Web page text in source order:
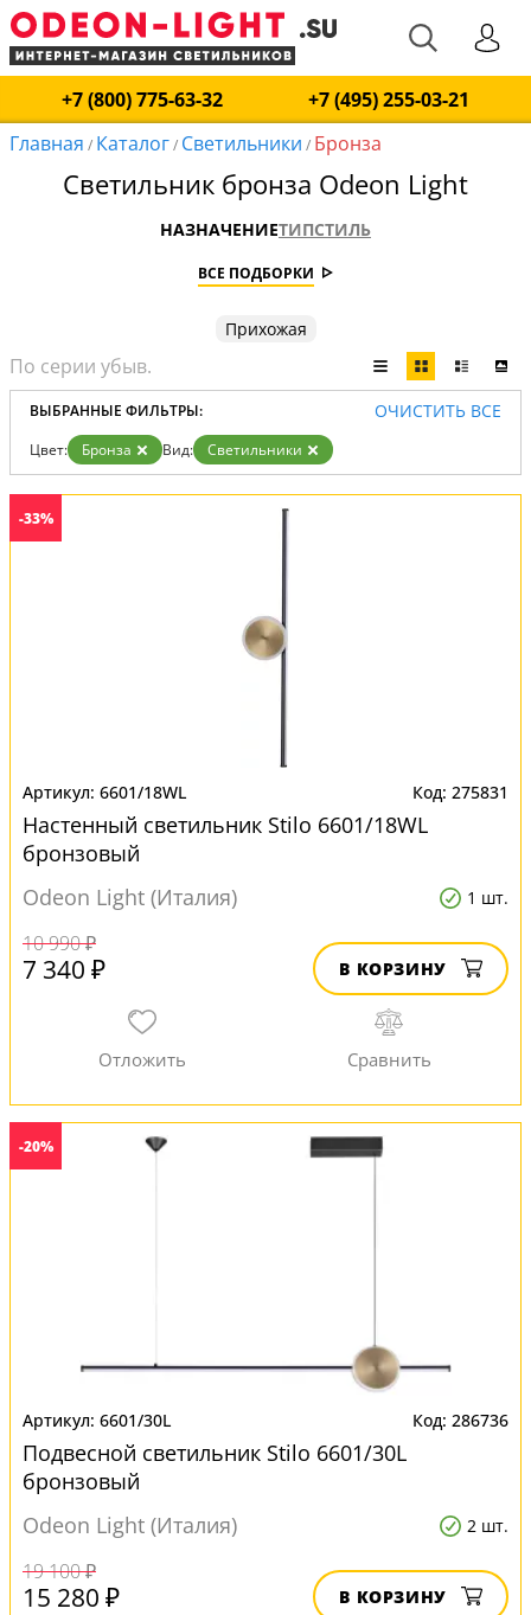
+7 (800) 775-63-32
+7 (495) 255-03-21
Главная / Каталог/ Светильники / Бронза
Светильник бронза Odeon Light
НАЗНАЧЕНИЕТИПСТИЛЬ
ВСЕ ПОДБОРКИ
Прихожая
ВЫБРАННЫЕ ФИЛЬТРЫ: ОЧИСТИТЬ ВСЕ
Цвет: Бронза Вид: Светильники
-33%
6601/18WL 275831
Настенный светильник Stilo 6601/18WL
бронзовый
Odeon Light (Италия)
1 шт.
10 990 ₽
7 340 ₽ В КОРЗИНУ
-20%
6601/30L 286736
Подвесной светильник Stilo 6601/30L
бронзовый
Odeon Light (Италия)
2 шт.
19 100 ₽
15 280 ₽ В КОРЗИНУ